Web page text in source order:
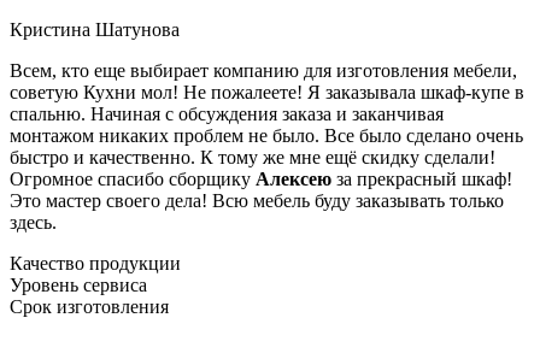
Кристина Шатунова
Всем, кто еще выбирает компанию для изготовления мебели,
советую Кухни мол! Не пожалеете! Я заказывала шкаф-купе в
спальню. Начиная с обсуждения заказа и заканчивая
монтажом никаких проблем не было. Все было сделано очень
быстро и качественно. К тому же мне ещё скидку сделали!
Огромное спасибо сборщику Алексею за прекрасный шкаф!
Это мастер своего дела! Всю мебель буду заказывать только
здесь.
Качество продукции
Уровень сервиса
Срок изготовления